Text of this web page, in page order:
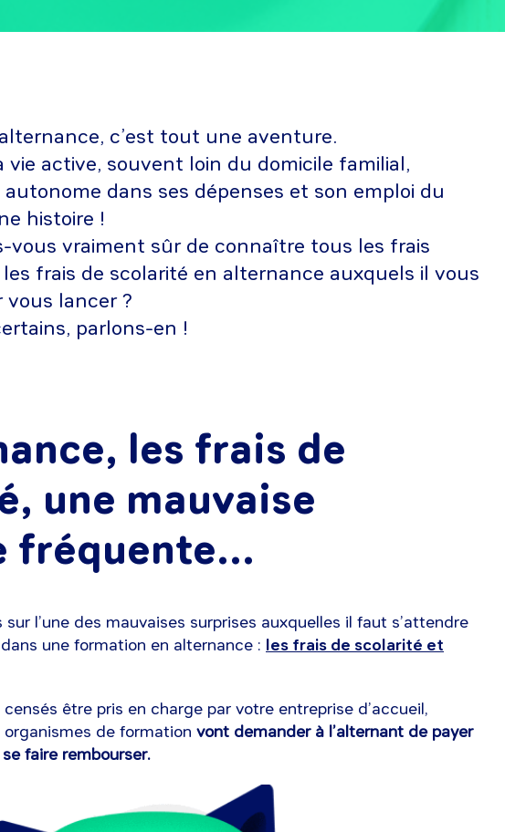
c’est tout une aventure.
vie active, souvent loin du domicile familial,
dans ses dépenses et son emploi du
histoire !
vous vraiment sûr de connaître tous les frais
frais de scolarité en alternance auxquels il vous
lancer ?
parlons-en !
les frais de
une mauvaise
fréquente...
sur l’une des mauvaises surprises auxquelles il faut s’attendre
une formation en alternance : les frais de scolarité et
être pris en charge par votre entreprise d’accueil,
de formation vont demander à l’alternant de payer
faire rembourser.